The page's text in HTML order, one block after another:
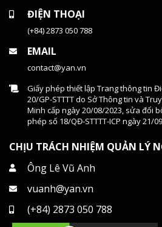
ĐIỆN THOẠI
(+84) 2873 050 788
EMAIL
contact@yan.vn
Giấy phép thiết lập Trang thông tin
20/GP-STTTT do Sở Thông tin và
Minh cấp ngày 20/08/2023, sửa đổi
phép số 18/QĐ-STTTT-ICP ngày 21/
CHỊU TRÁCH NHIỆM QUẢN LÝ
Ông Lê Vũ Anh
vuanh@yan.vn
(+84) 2873 050 788